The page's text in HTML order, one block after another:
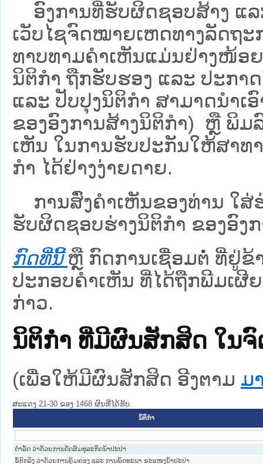
ອົງການທີ່ຮັບຜິດຊອບສ້າງ ແລ
ເວັບ​ໄຊຈົດໝາຍເຫດທາງລັດຖະ
ທາບທາມຄໍາເຫັນແມ່ນຢ່າງໜ້ອ
ນິຕິກໍາ ຖືກຮັບຮອງ ແລະ ປະກາ
ແລະ ປັບປຸງນິຕິກໍາ ສາມາດນຳເ
ຂອງອົງການສ້າງນິຕິກຳ) ຫຼື ພິມ
ເຫັນ ໃນການຮັບປະກັນໃຫ້ສາທ
ກຳ ໄດ້ຢ່າງງ່າຍດາຍ.
ການສົ່ງຄໍາເຫັນຂອງທ່ານ ໃສ່
ຮັບຜິດຊອບຮ່າງນິຕິກຳ ຂອງອົງ
ກົດທີ່ນີ້ ຫຼື ກົດການເຊື່ອມຕໍ່ ທີ່ຢູ່ຂ້
ປະກອບຄຳເຫັນ ທີ່ໄດ້ຖືກພີມເຜີ
ກ່າວ.
ນິຕິກໍາ ທີ່ມີຜົນສັກສິດ ໃນ
(ເພື່ອໃຫ້ມີຜົນສັກສິດ ອີງຕາມ ມ
ສະແດງ 21-30 ຂອງ 1468 ຜົນທີ່ໄດ້ຮັບ.
ນິຕິກໍາ
ດຳລັດ ວ່າດ້ວຍການດັດສົມທຸລະກິດນ້າປະປາ
ຂໍ້ຕົກລົງ ວ່າດ້ວຍການຄຸ້ມຄອງ ແລະ ການພັດທະນາ ຂະແໜງນ້ຳປະປາ